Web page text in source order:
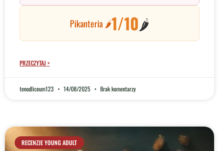
Pikanteria 🌶️1/10🌶️
PRZECZYTAJ >
tenodliceum123 14/08/2025 Brak komentarzy
RECENZJE YOUNG ADULT